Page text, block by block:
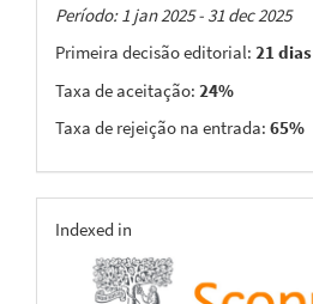
Taxas
Período: 1 jan 2025 - 31 dec 2025
Primeira decisão editorial: 21 dias
Taxa de aceitação: 24%
Taxa de rejeição na entrada: 65%
indexing
Indexed in